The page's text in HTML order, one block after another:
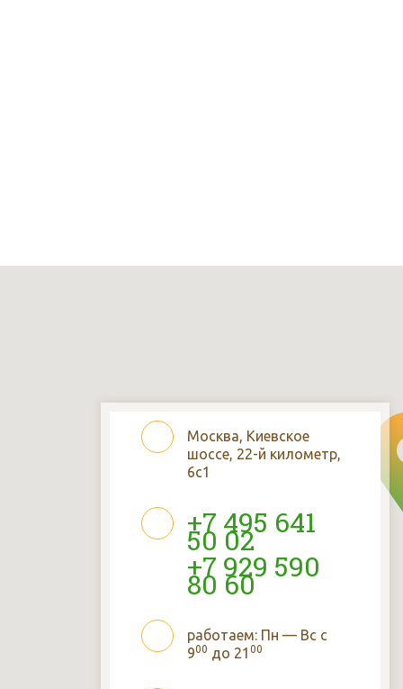
Москва, Киевское
шоссе, 22-й километр,
6с1
+7 495 641
50 02
+7 929 590
80 60
работаем: Пн — Вс с
900 до 21 00